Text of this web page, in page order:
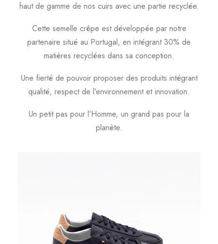
haut de gamme de nos cuirs avec une partie recyclée.
Cette semelle crêpe est développée par notre
partenaire situé au Portugal, en intégrant 30% de
matières recyclées dans sa conception.
Une fierté de pouvoir proposer des produits intégrant
qualité, respect de l’environnement et innovation.
Un petit pas pour l’Homme, un grand pas pour la
planète.